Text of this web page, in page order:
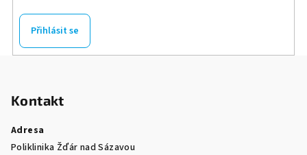
Přihlásit se
Kontakt
Adresa
Poliklinika Žďár nad Sázavou